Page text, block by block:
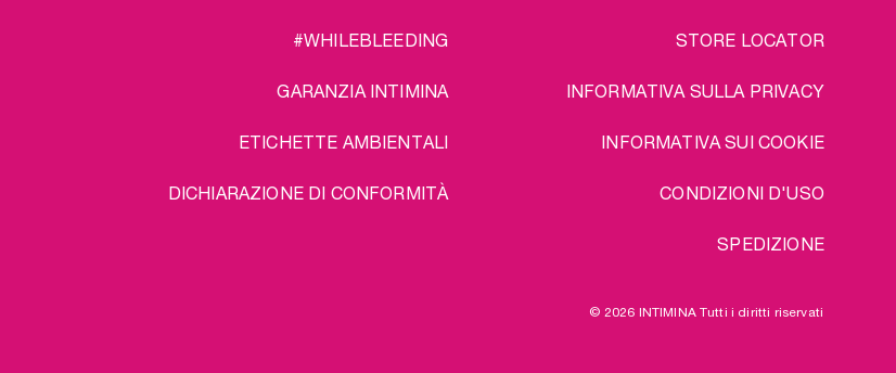
#WHILEBLEEDING
GARANZIA INTIMINA
ETICHETTE AMBIENTALI
DICHIARAZIONE DI CONFORMITÀ
STORE LOCATOR
INFORMATIVA SULLA PRIVACY
INFORMATIVA SUI COOKIE
CONDIZIONI D'USO
SPEDIZIONE
© 2026 INTIMINA Tutti i diritti riservati